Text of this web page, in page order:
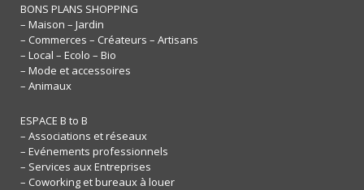
BONS PLANS SHOPPING
– Maison – Jardin
– Commerces – Créateurs – Artisans
– Local – Ecolo – Bio
– Mode et accessoires
– Animaux
ESPACE B to B
– Associations et réseaux
– Evénements professionnels
– Services aux Entreprises
– Coworking et bureaux à louer